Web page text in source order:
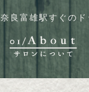
奈良富雄駅すぐの